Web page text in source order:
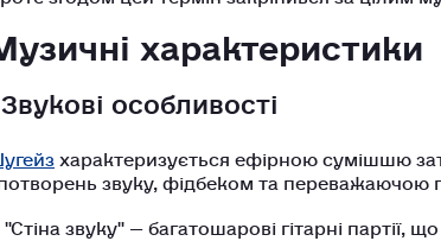
характеристики
Звукові особливості
характеризується ефірною сумішшю
звуку, фідбеком та
"Стіна звуку" — багатошарові гітарні партії,